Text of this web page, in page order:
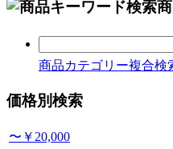
商品カテゴリー複合検
価格別検索
〜￥20,000